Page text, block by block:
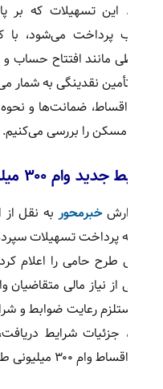
تسهیلات که بر پایه
مانند افتتاح حساب و
نقدینگی به شمار می‌رود.
را بررسی می‌کنیم.
۳۰۰ میلیونی بانک مسکن اعلام شد
خبرمحوربه نقل از
طرح حامی را اعلام کرده
نیاز مالی متقاضیان واجد
رعایت ضوابط و شرایط
جزئیات شرایط دریافت،
طرح حامی بانک مسکن را بخوانید.